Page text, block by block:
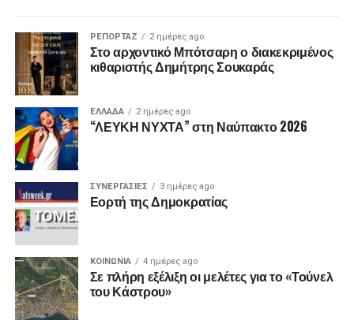
ΡΕΠΟΡΤΑΖ 2 ημέρες ago
Στο αρχοντικό Μπότσαρη ο διακεκριμένος
κιθαριστής Δημήτρης Σουκαράς
ΕΛΛΑΔΑ 2 ημέρες ago
“ΛΕΥΚΗ ΝΥΧΤΑ” στη Ναύπακτο 2026
ΣΥΝΕΡΓΑΣΙΕΣ 3 ημέρες ago
Εορτή της Δημοκρατίας
ΚΟΙΝΩΝΙΑ 4 ημέρες ago
Σε πλήρη εξέλιξη οι μελέτες για το «Τούνελ
του Κάστρου»